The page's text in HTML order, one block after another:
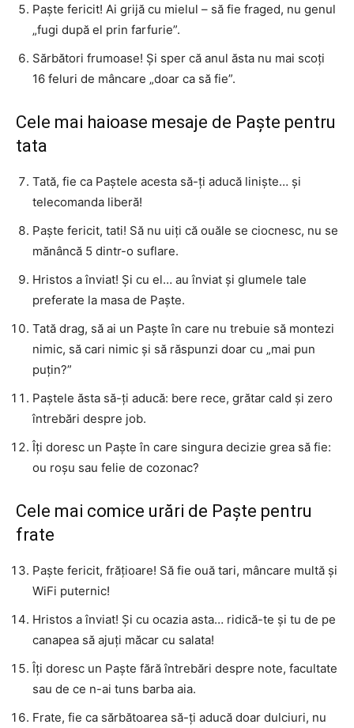
Paște fericit! Ai grijă cu mielul – să fie fraged, nu genul
„fugi după el prin farfurie”.
Sărbători frumoase! Și sper că anul ăsta nu mai scoți
16 feluri de mâncare „doar ca să fie”.
Cele mai haioase mesaje de Paște pentru
tata
Tată, fie ca Paștele acesta să-ți aducă liniște… și
telecomanda liberă!
Paște fericit, tati! Să nu uiți că ouăle se ciocnesc, nu se
mănâncă 5 dintr-o suflare.
Hristos a înviat! Și cu el… au înviat și glumele tale
preferate la masa de Paște.
Tată drag, să ai un Paște în care nu trebuie să montezi
nimic, să cari nimic și să răspunzi doar cu „mai pun
puțin?”
Paștele ăsta să-ți aducă: bere rece, grătar cald și zero
întrebări despre job.
Îți doresc un Paște în care singura decizie grea să fie:
ou roșu sau felie de cozonac?
Cele mai comice urări de Paște pentru
frate
Paște fericit, frățioare! Să fie ouă tari, mâncare multă și
WiFi puternic!
Hristos a înviat! Și cu ocazia asta… ridică-te și tu de pe
canapea să ajuți măcar cu salata!
Îți doresc un Paște fără întrebări despre note, facultate
sau de ce n-ai tuns barba aia.
Frate, fie ca sărbătoarea să-ți aducă doar dulciuri, nu